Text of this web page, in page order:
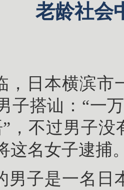
老龄社会
，日本横滨市
子搭讪：“一
，不过男子
这名女子逮捕
男子是一名日